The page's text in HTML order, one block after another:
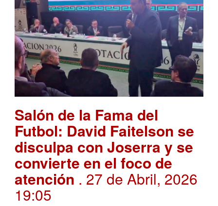
Salón de la Fama del
Futbol: David Faitelson se
disculpa con Joserra y se
convierte en el foco de
atención . 27 de Abril, 2026
19:05